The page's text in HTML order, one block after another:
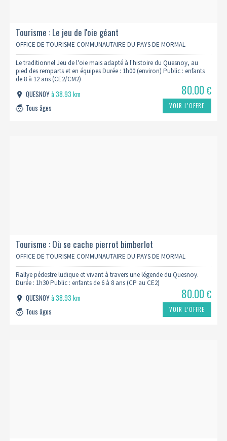
Tourisme : Le jeu de l'oie géant
OFFICE DE TOURISME COMMUNAUTAIRE DU PAYS DE MORMAL
Le traditionnel Jeu de l'oie mais adapté à l'histoire du Quesnoy, au
pied des remparts et en équipes Durée : 1h00 (environ) Public : enfants
de 8 à 12 ans (CE2/CM2)
QUESNOYà 38.93 km
Tous âges
80.00€
VOIR L’OFFRE
Tourisme : Où se cache pierrot bimberlot
OFFICE DE TOURISME COMMUNAUTAIRE DU PAYS DE MORMAL
Rallye pédestre ludique et vivant à travers une légende du Quesnoy.
Durée : 1h30 Public : enfants de 6 à 8 ans (CP au CE2)
QUESNOYà 38.93 km
Tous âges
80.00€
VOIR L’OFFRE